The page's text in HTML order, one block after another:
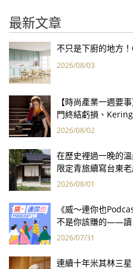
最新文章
不只是下廚的地方
2026/08/03
【時尚產業一週要
門終結虧損、
報亮眼
2026/08/02
在歷史裡過一晚的
限定青旅續寫台東
2026/08/01
《威～連你也
不是你該賺的——讀
2026/07/31
連續十年米其林三